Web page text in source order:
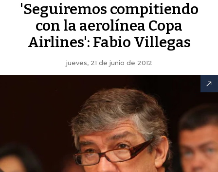
'Seguiremos compitiendo
con la aerolínea Copa
Airlines': Fabio Villegas
jueves, 21 de junio de 2012